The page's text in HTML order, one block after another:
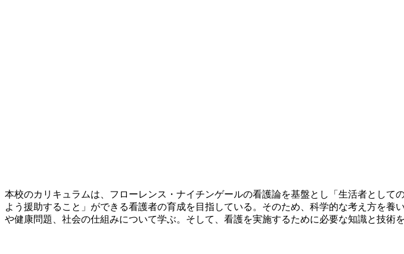
本校のカリキュラムは、フローレンス・ナイチンゲールの看護論を基盤とし「生活者とし
よう援助すること」ができる看護者の育成を目指している。そのため、科学的な考え方を
や健康問題、社会の仕組みについて学ぶ。そして、看護を実施するために必要な知識と技術